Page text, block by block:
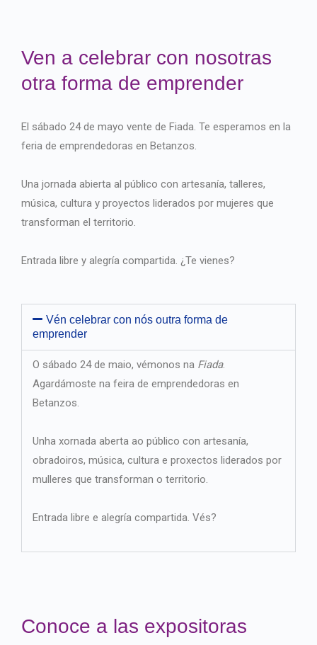
Ven a celebrar con nosotras
otra forma de emprender
El sábado 24 de mayo vente de Fiada. Te esperamos en la
feria de emprendedoras en Betanzos.
Una jornada abierta al público con artesanía, talleres,
música, cultura y proyectos liderados por mujeres que
transforman el territorio.
Entrada libre y alegría compartida. ¿Te vienes?
Vén celebrar con nós outra forma de
emprender
O sábado 24 de maio, vémonos na Fiada.
Agardámoste na feira de emprendedoras en
Betanzos.
Unha xornada aberta ao público con artesanía,
obradoiros, música, cultura e proxectos liderados por
mulleres que transforman o territorio.
Entrada libre e alegría compartida. Vés?
Conoce a las expositoras